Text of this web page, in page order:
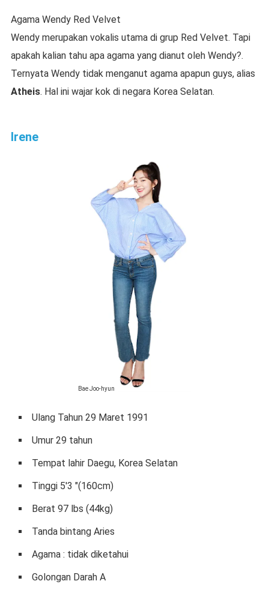
Agama Wendy Red Velvet
Wendy merupakan vokalis utama di grup Red Velvet. Tapi
apakah kalian tahu apa agama yang dianut oleh Wendy?.
Ternyata Wendy tidak menganut agama apapun guys, alias
Atheis. Hal ini wajar kok di negara Korea Selatan.
Irene
Bae Joo-hyun
Ulang Tahun 29 Maret 1991
Umur 29 tahun
Tempat lahir Daegu, Korea Selatan
Tinggi 5'3 "(160cm)
Berat 97 lbs (44kg)
Tanda bintang Aries
Agama : tidak diketahui
Golongan Darah A